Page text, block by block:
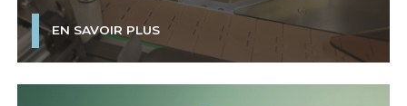
EN SAVOIR PLUS